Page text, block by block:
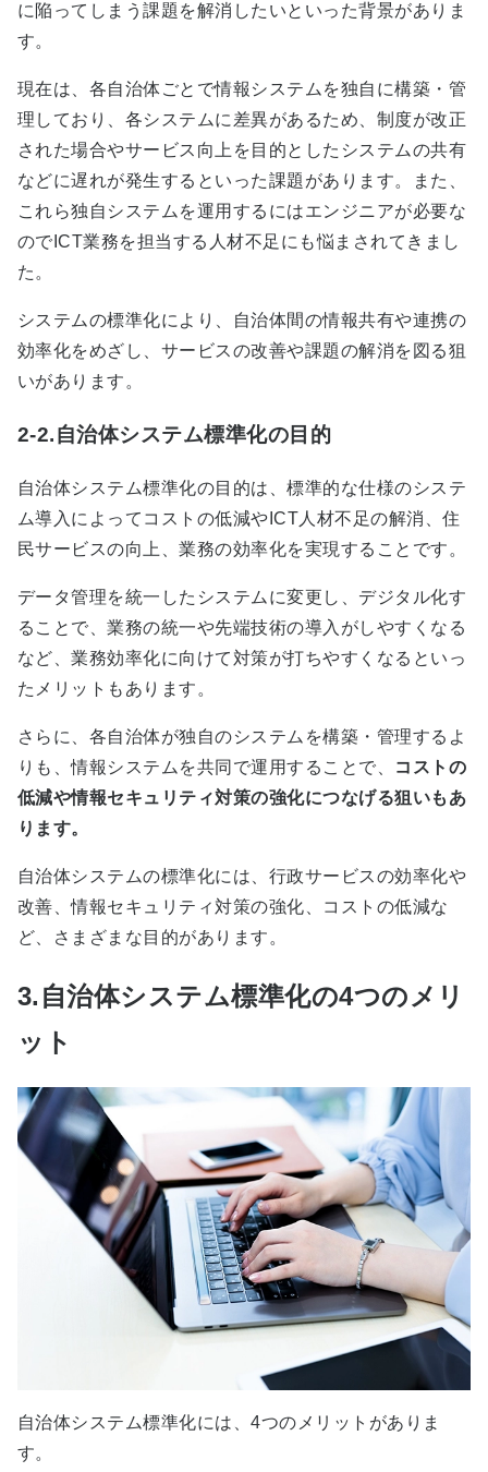
に陥ってしまう課題を解消したいといった背景がありま
す。
現在は、各自治体ごとで情報システムを独自に構築・管
理しており、各システムに差異があるため、制度が改正
された場合やサービス向上を目的としたシステムの共有
などに遅れが発生するといった課題があります。また、
これら独自システムを運用するにはエンジニアが必要な
のでICT業務を担当する人材不足にも悩まされてきまし
た。
システムの標準化により、自治体間の情報共有や連携の
効率化をめざし、サービスの改善や課題の解消を図る狙
いがあります。
2-2.自治体システム標準化の目的
自治体システム標準化の目的は、標準的な仕様のシステ
ム導入によってコストの低減やICT人材不足の解消、住
民サービスの向上、業務の効率化を実現することです。
データ管理を統一したシステムに変更し、デジタル化す
ることで、業務の統一や先端技術の導入がしやすくなる
など、業務効率化に向けて対策が打ちやすくなるといっ
たメリットもあります。
さらに、各自治体が独自のシステムを構築・管理するよ
りも、情報システムを共同で運用することで、
コストの
低減や情報セキュリティ対策の強化につなげる狙いもあ
ります。
自治体システムの標準化には、行政サービスの効率化や
改善、情報セキュリティ対策の強化、コストの低減な
ど、さまざまな目的があります。
3.自治体システム標準化の4つのメリ
ット
自治体システム標準化には、4つのメリットがありま
す。